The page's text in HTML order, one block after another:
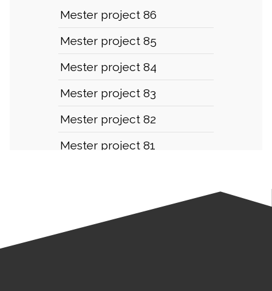
Mester project 86
Mester project 85
Mester project 84
Mester project 83
Mester project 82
Mester project 81
Mester project 78